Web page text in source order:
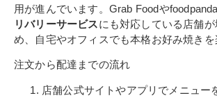
用が進んでいます。Grab Foodや
リバリーサービスにも対応している店舗
め、自宅やオフィスでも本格お好み焼きを
注文から配達までの流れ
店舗公式サイトやアプリでメニュー